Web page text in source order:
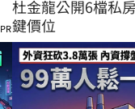
PR
杜金龍公開6檔私
鍵價位